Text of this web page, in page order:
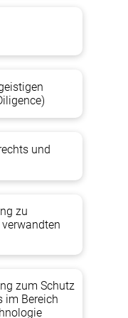
Antrags auf Eintragung
internationalen
für geistiges Eigentum;
für Erfindungen oder
des
wird. Sie werden in der
Dienstleistungen zu
und
zu
zum Schutz
im Bereich